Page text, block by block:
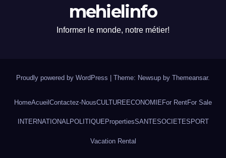
mehielinfo
Informer le monde, notre métier!
Proudly powered by WordPress Theme: Newsup by Themeansar.
HomeAcueilContactez-NousCULTUREECONOMIEFor RentFor Sale
INTERNATIONALPOLITIQUE PropertiesSANTESOCIETESPORT
Vacation Rental